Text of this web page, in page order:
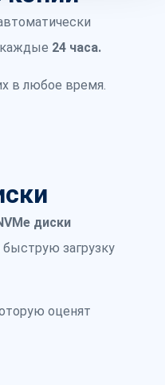
24 часа.
в любое время.
диски
загрузку
оценят